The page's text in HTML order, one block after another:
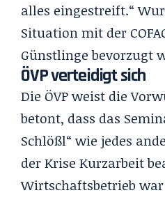
alles eingestreift.“
Situation mit der
Günstlinge bevorzugt
ÖVP verteidigt sich
Die ÖVP weist die
betont, dass das
Schlößl“ wie jedes
der Krise Kurzarbeit
Wirtschaftsbetrieb